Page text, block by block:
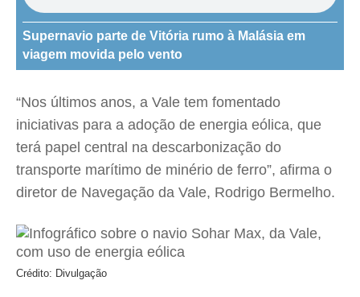
Supernavio parte de Vitória rumo à Malásia em
viagem movida pelo vento
“Nos últimos anos, a Vale tem fomentado
iniciativas para a adoção de energia eólica, que
terá papel central na descarbonização do
transporte marítimo de minério de ferro”, afirma o
diretor de Navegação da Vale, Rodrigo Bermelho.
Crédito: Divulgação